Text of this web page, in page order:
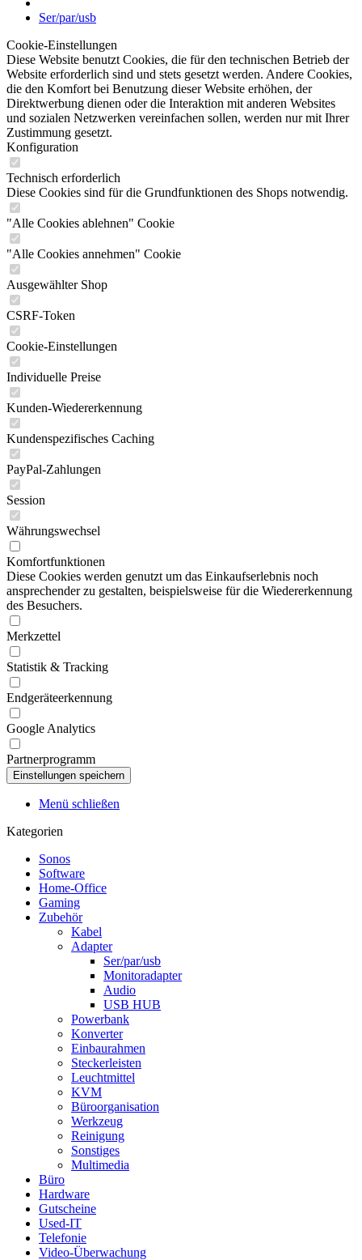
Ser/par/usb
Cookie-Einstellungen
Diese Website benutzt Cookies, die für den technischen Betrieb der
Website erforderlich sind und stets gesetzt werden. Andere Cookies,
die den Komfort bei Benutzung dieser Website erhöhen, der
Direktwerbung dienen oder die Interaktion mit anderen Websites
und sozialen Netzwerken vereinfachen sollen, werden nur mit Ihrer
Zustimmung gesetzt.
Konfiguration
Technisch erforderlich
Diese Cookies sind für die Grundfunktionen des Shops notwendig.
"Alle Cookies ablehnen" Cookie
"Alle Cookies annehmen" Cookie
Ausgewählter Shop
CSRF-Token
Cookie-Einstellungen
Individuelle Preise
Kunden-Wiedererkennung
Kundenspezifisches Caching
PayPal-Zahlungen
Session
Währungswechsel
Komfortfunktionen
Diese Cookies werden genutzt um das Einkaufserlebnis noch
ansprechender zu gestalten, beispielsweise für die Wiedererkennung
des Besuchers.
Merkzettel
Statistik & Tracking
Endgeräteerkennung
Google Analytics
Partnerprogramm
Menü schließen
Kategorien
Sonos
Software
Home-Office
Gaming
Zubehör
Kabel
Adapter
Ser/par/usb
Monitoradapter
Audio
USB HUB
Powerbank
Konverter
Einbaurahmen
Steckerleisten
Leuchtmittel
KVM
Büroorganisation
Werkzeug
Reinigung
Sonstiges
Multimedia
Büro
Hardware
Gutscheine
Used-IT
Telefonie
Video-Überwachung